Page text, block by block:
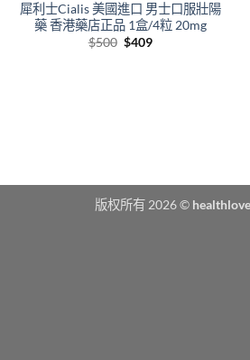
犀利士Cialis 美國進口 男士口服壯陽
藥 香港藥店正品 1盒/4粒 20mg
$500 Original
$409Current
版权所有 2026 ©